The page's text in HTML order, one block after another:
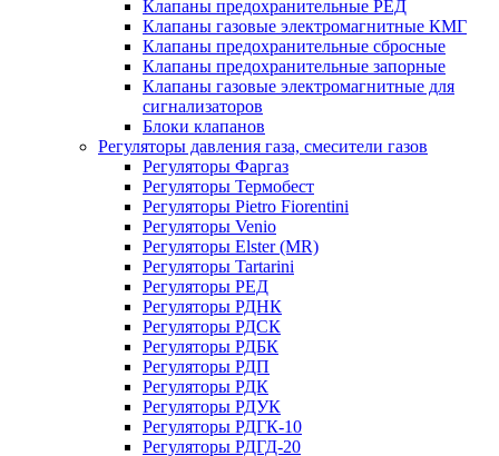
Клапаны предохранительные РЕД
Клапаны газовые электромагнитные КМГ
Клапаны предохранительные сбросные
Клапаны предохранительные запорные
Клапаны газовые электромагнитные для
сигнализаторов
Блоки клапанов
Регуляторы давления газа, смесители газов
Регуляторы Фаргаз
Регуляторы Термобест
Регуляторы Pietro Fiorentini
Регуляторы Venio
Регуляторы Elster (MR)
Регуляторы Tartarini
Регуляторы РЕД
Регуляторы РДНК
Регуляторы РДСК
Регуляторы РДБК
Регуляторы РДП
Регуляторы РДК
Регуляторы РДУК
Регуляторы РДГК-10
Регуляторы РДГД-20